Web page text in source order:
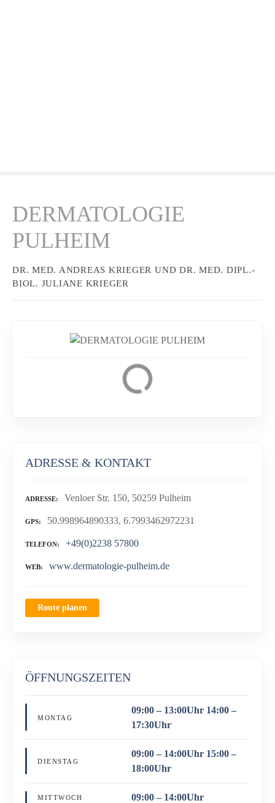
DERMATOLOGIE
PULHEIM
DR. MED. ANDREAS KRIEGER UND DR. MED. DIPL.-
BIOL. JULIANE KRIEGER
ADRESSE & KONTAKT
ADRESSE Venloer Str. 150, 50259 Pulheim
GPS 50.998964890333, 6.7993462972231
TELEFON +49(0)2238 57800
WEB www.dermatologie-pulheim.de
Route planen
ÖFFNUNGSZEITEN
MONTAG
09:00 – 13:00Uhr 14:00 –
17:30Uhr
DIENSTAG
09:00 – 14:00Uhr 15:00 –
18:00Uhr
MITTWOCH 09:00 – 14:00Uhr